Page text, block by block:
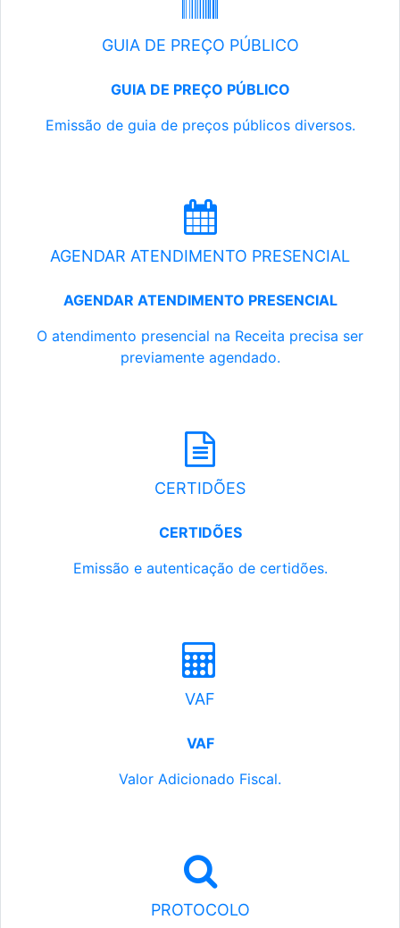
GUIA DE PREÇO PÚBLICO
GUIA DE PREÇO PÚBLICO
Emissão de guia de preços públicos diversos.
AGENDAR ATENDIMENTO PRESENCIAL
AGENDAR ATENDIMENTO PRESENCIAL
O atendimento presencial na Receita precisa ser
previamente agendado.
CERTIDÕES
CERTIDÕES
Emissão e autenticação de certidões.
VAF
VAF
Valor Adicionado Fiscal.
PROTOCOLO